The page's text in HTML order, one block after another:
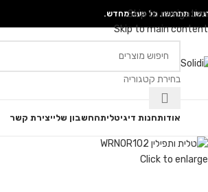
Skip to navigation
Skip to main content
תתרגשו. כל פעם מחדש.
בחירת קטגוריה
אודותחנות דיגיטליתהחשבון שלייצירת קשר
Click to enlarge